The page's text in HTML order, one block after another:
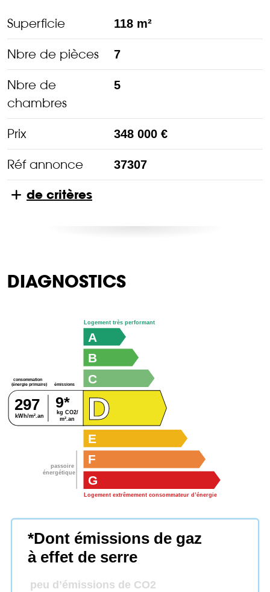
Superficie 118 m²
Nbre de pièces 7
Nbre de
chambres
5
Prix 348 000 €
Réf annonce 37307
de critères
DIAGNOSTICS
passoire
énergétique
consommation
(énergie primaire) émissions
kg CO2/
m².an
kWh/m².an
297 9*
G
Logement extrêmement consommateur d’énergie
F
E
D
C
B
A
Logement très performant
*Dont émissions de gaz
à effet de serre
peu d’émissions de CO2